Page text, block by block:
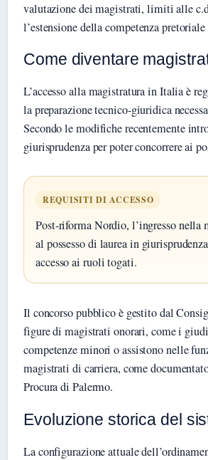
valutazione dei magistrati, limiti alle
l’estensione della competenza
Come diventare
L’accesso alla magistratura in Italia è
la preparazione tecnico-giuridica
Secondo le modifiche recentemente
giurisprudenza per poter concorrere ai
REQUISITI DI ACCESSO
Post-riforma Nordio, l’ingresso nella
al possesso di laurea in
accesso ai ruoli togati.
Il concorso pubblico è gestito dal
figure di magistrati onorari, come i
competenze minori o assistono nelle
magistrati di carriera, come
Procura di Palermo.
Evoluzione storica del
La configurazione attuale